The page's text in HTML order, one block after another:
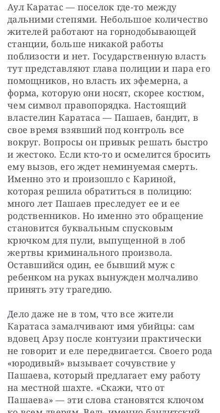
Аул Каратас — поселок где-то между
дальними степями. Небольшое количество
жителей работают на горнодобывающей
станции, больше никакой работы
поблизости и нет. Государственную власть
тут представляют глава полиции и пара его
помощников, но власть их эфемерна, а
форма, которую они носят, скорее костюм,
чем символ правопорядка. Настоящий
властелин Каратаса — Пашаев, бандит, в
свое время взявший под контроль все
вокруг. Вопросы он привык решать быстро
и жестоко. Если кто-то и осмелится бросить
ему вызов, его ждет неминуемая смерть.
Именно это и произошло с Кариной,
которая решила обратиться в полицию:
много лет Пашаев преследует ее и ее
родственников. Но именно это обращение
становится буквальным спусковым
крючком для пули, выпущенной в лоб
жертвы криминального произвола.
Оставшийся один, ее бывший муж с
ребенком на руках вынужден молчаливо
принять эту трагедию.
Дело даже не в том, что все жители
Каратаса замалчивают имя убийцы: сам
вдовец Арзу после контузии практически
не говорит и еле передвигается. Своего рода
«юродивый» вызывает сочувствие у
Пашаева, который предлагает ему работу
на местной шахте. «Скажи, что от
Пашаева» — эти слова становятся ключом